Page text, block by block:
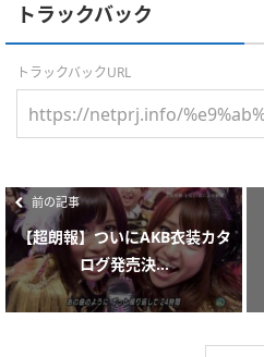
トラックバック
トラックバックURL
前の記事
【超朗報】ついにAKB衣装カタ
ログ発売決...